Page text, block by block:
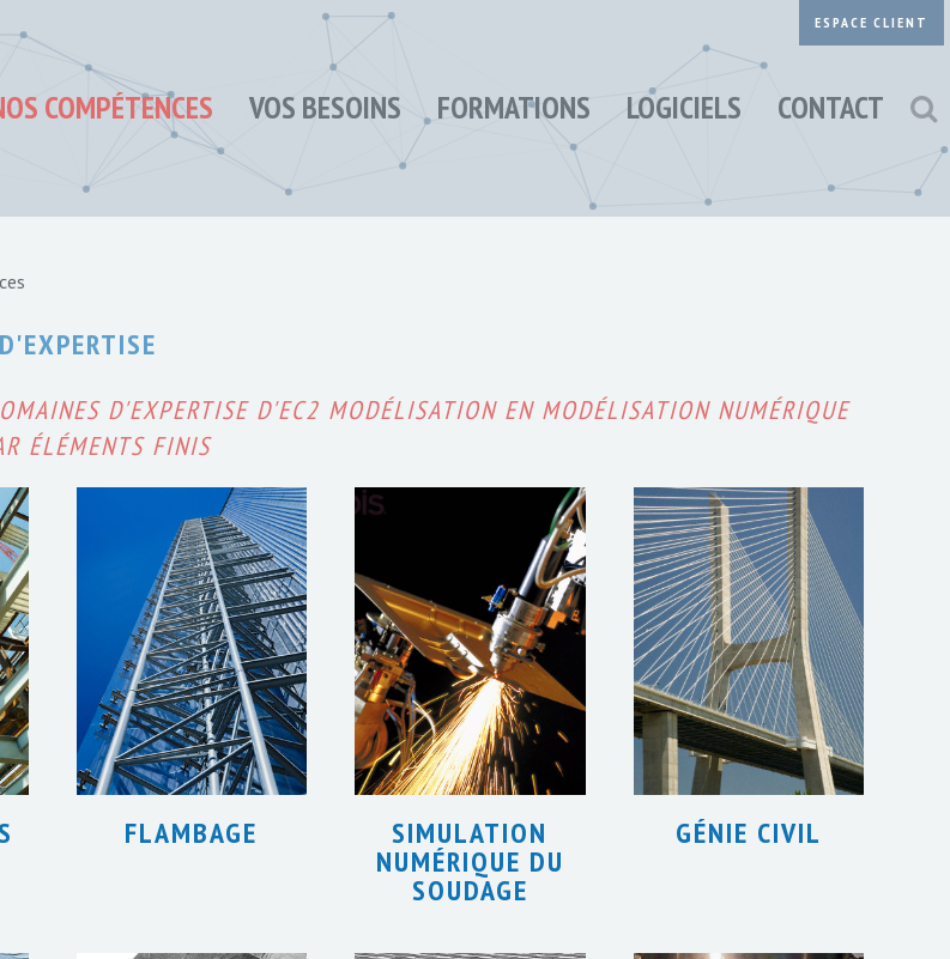
COMPÉTENCES VOS BESOINS FORMATIONS LOGICIELS CONTACT
ESPACE CLIENT
D'EXPERTISE D'EC2 MODÉLISATION EN MODÉLISATION NUMÉRIQUE
ÉLÉMENTS FINIS
FLAMBAGE SIMULATION
NUMÉRIQUE DU
SOUDAGE
GÉNIE CIVIL